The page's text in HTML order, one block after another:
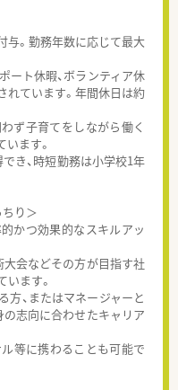
。勤務年数に応じて最大
ート休暇、ボランティア休
れています。年間休日は約
ず子育てをしながら働く
ます。
き、時短勤務は小学校1年
り＞
かつ効果的なスキルアッ
大会などその方が目指す社
ます。
、またはマネージャーと
の志向に合わせたキャリア
ル等に携わることも可能で